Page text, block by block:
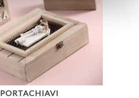
PORTACHIAVI